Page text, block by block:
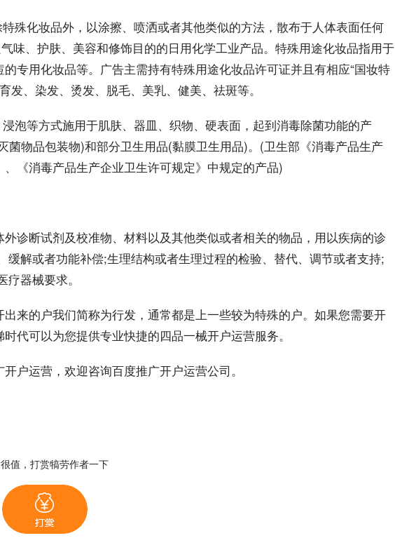
殊化妆品外，以涂擦、喷洒或者其他类似的方法，散布于人体表面任何
味、护肤、美容和修饰目的的日用化学工业产品。特殊用途化妆品指用于
的专用化妆品等。 广告主需持有特殊用途化妆品许可证并且有相应“国妆特
发、染发、烫发、脱毛、美乳、健美、祛斑等。
泡等方式施用于肌肤、器皿、织物、硬表面，起到消毒除菌功能的产
物品包装物)和部分卫生用品(黏膜卫生用品)。(卫生部《消毒产品生产
《消毒产品生产企业卫生许可规定》中规定的产品)
诊断试剂及校准物、材料以及其他类似或者相关的物品，用以疾病的诊
解或者功能补偿;生理结构或者生理过程的检验、替代、调节或者支持;
器械要求。
出来的户我们简称为行发，通常都是上一些较为特殊的户。如果您需要开
代可以为您提供专业快捷的四品一械开户运营服务。
户运营，欢迎咨询百度推广开户运营公司。
值，打赏犒劳作者一下